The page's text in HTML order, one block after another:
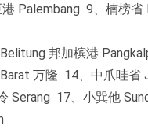
Palembang 9、楠榜
邦加槟港
万隆 14、中爪哇省
Serang 17、小巽他